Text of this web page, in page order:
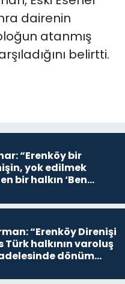
dairenin
atanmış
belirtti.
“Erenköy bir
yok edilmek
bir halkın ‘Ben
edeceğim’ dediği
“Erenköy Direnişi
Türk halkının varoluş
dönüm